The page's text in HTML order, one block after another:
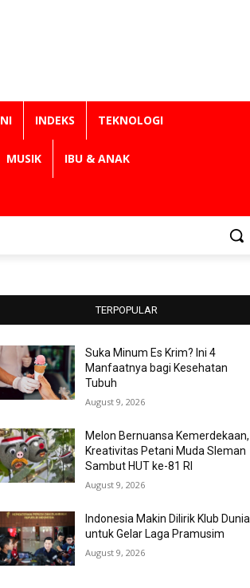
INDEKS TEKNOLOGI
MUSIK IBU & ANAK
TERPOPULAR
Suka Minum Es Krim? Ini 4
Manfaatnya bagi Kesehatan
Tubuh
August 9, 2026
Melon Bernuansa Kemerdekaan,
Kreativitas Petani Muda Sleman
Sambut HUT ke-81 RI
August 9, 2026
Indonesia Makin Dilirik Klub Dunia
untuk Gelar Laga Pramusim
August 9, 2026